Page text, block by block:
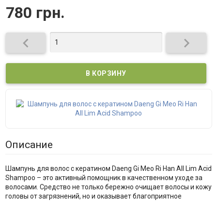
780 грн.
Описание
Шампунь для волос с кератином Daeng Gi Meo Ri Han All Lim Acid
Shampoo – это активный помощник в качественном уходе за
волосами. Средство не только бережно очищает волосы и кожу
головы от загрязнений, но и оказывает благоприятное